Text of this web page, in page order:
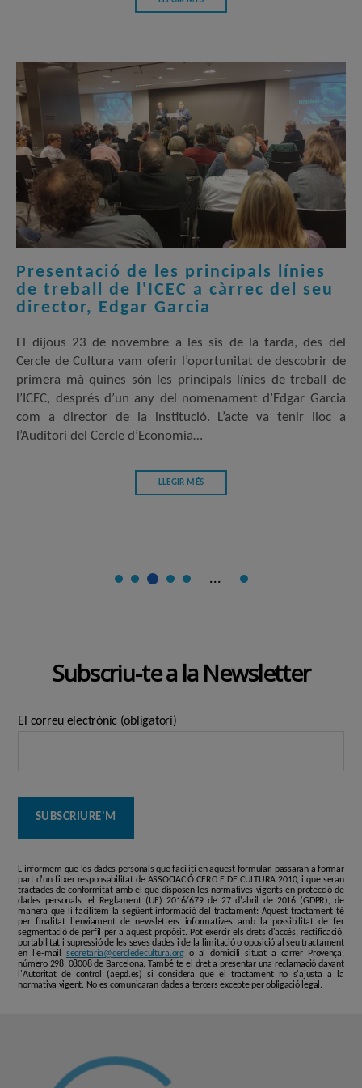
Presentació de les principals línies
de treball de l'ICEC a càrrec del seu
director, Edgar Garcia
El dijous 23 de novembre a les sis de la tarda, des del
Cercle de Cultura vam oferir l’oportunitat de descobrir de
primera mà quines són les principals línies de treball de
l’ICEC, després d’un any del nomenament d’Edgar Garcia
com a director de la institució. L’acte va tenir lloc a
l’Auditori del Cercle d’Economia…
LLEGIR MÉS
...
Subscriu-te a la Newsletter
El correu electrònic (obligatori)
L'informem que les dades personals que faciliti en aquest formulari passaran a formar
part d'un fitxer responsabilitat de ASSOCIACIÓ CERCLE DE CULTURA 2010, i que seran
tractades de conformitat amb el que disposen les normatives vigents en protecció de
dades personals, el Reglament (UE) 2016/679 de 27 d'abril de 2016 (GDPR), de
manera que li facilitem la següent informació del tractament: Aquest tractament té
per finalitat l'enviament de newsletters informatives amb la possibilitat de fer
segmentació de perfil per a aquest propòsit. Pot exercir els drets d'accés, rectificació,
portabilitat i supressió de les seves dades i de la limitació o oposició al seu tractament
en l'e-mail secretaria@cercledecultura.orgo al domicili situat a carrer Provença,
número 298, 08008 de Barcelona. També te el dret a presentar una reclamació davant
l'Autoritat de control (aepd.es) si considera que el tractament no s'ajusta a la
normativa vigent. No es comunicaran dades a tercers excepte per obligació legal.